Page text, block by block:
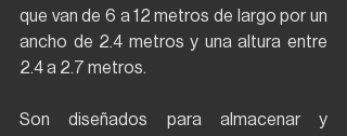
que van de 6 a 12 metros de largo por un
ancho de 2.4 metros y una altura entre
2.4 a 2.7 metros.
Son diseñados para almacenar y